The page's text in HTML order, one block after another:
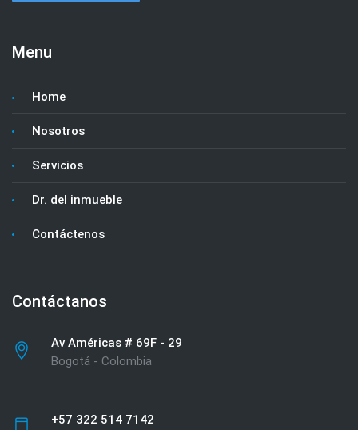
Menu
Home
Nosotros
Servicios
Dr. del inmueble
Contáctenos
Contáctanos
Av Américas # 69F - 29
Bogotá - Colombia
+57 322 514 7142